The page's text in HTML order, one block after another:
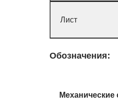
Лист
Обозначения:
Механические